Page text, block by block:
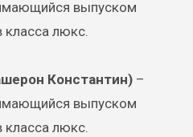
выпуском
класса люкс.
Константин)–
выпуском
класса люкс.